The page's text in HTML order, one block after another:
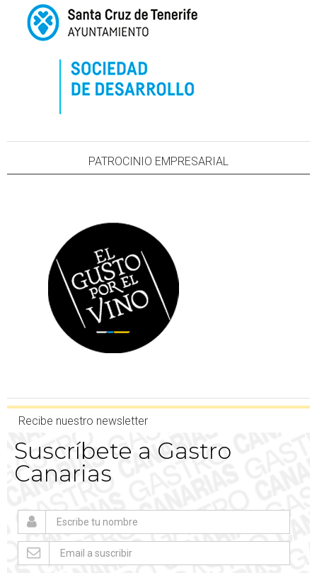
PATROCINIO EMPRESARIAL
Recibe nuestro newsletter
Suscríbete a Gastro
Canarias